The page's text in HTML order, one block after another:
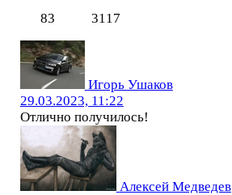
83
3117
Игорь Ушаков
29.03.2023, 11:22
Отлично получилось!
Алексей Медведев